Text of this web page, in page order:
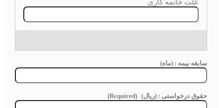
سابقه بیمه : (ماه)
حقوق درخواستی : (ریال) (Required)